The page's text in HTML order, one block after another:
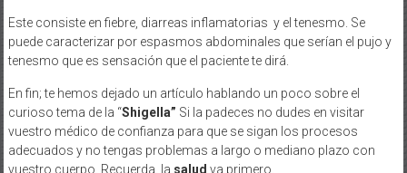
Este consiste en fiebre, diarreas inflamatorias y el tenesmo. Se
puede caracterizar por espasmos abdominales que serían el pujo y
tenesmo que es sensación que el paciente te dirá.
En fin; te hemos dejado un artículo hablando un poco sobre el
curioso tema de la “Shigella” Si la padeces no dudes en visitar
vuestro médico de confianza para que se sigan los procesos
adecuados y no tengas problemas a largo o mediano plazo con
vuestro cuerpo. Recuerda, la salud va primero.